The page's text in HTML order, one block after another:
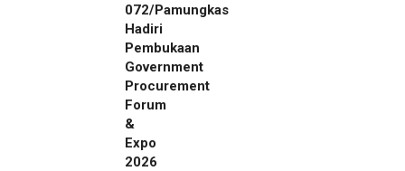
072/Pamungkas
Hadiri
Pembukaan
Government
Procurement
Forum
&
Expo
2026